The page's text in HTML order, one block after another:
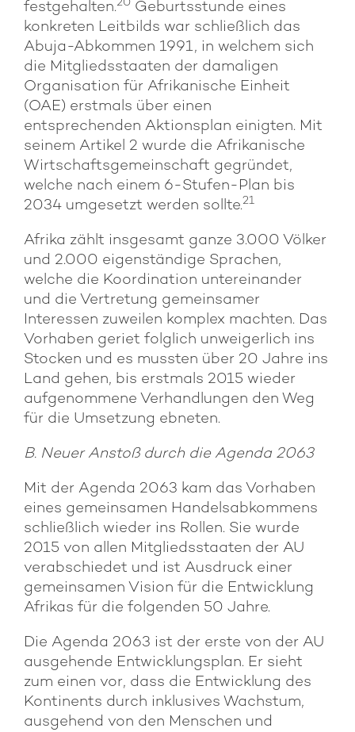
festgehalten.20 Geburtsstunde eines
konkreten Leitbilds war schließlich das
Abuja-Abkommen 1991, in welchem sich
die Mitgliedsstaaten der damaligen
Organisation für Afrikanische Einheit
(OAE) erstmals über einen
entsprechenden Aktionsplan einigten. Mit
seinem Artikel 2 wurde die Afrikanische
Wirtschaftsgemeinschaft gegründet,
welche nach einem 6-Stufen-Plan bis
2034 umgesetzt werden sollte.21
Afrika zählt insgesamt ganze 3.000 Völker
und 2.000 eigenständige Sprachen,
welche die Koordination untereinander
und die Vertretung gemeinsamer
Interessen zuweilen komplex machten. Das
Vorhaben geriet folglich unweigerlich ins
Stocken und es mussten über 20 Jahre ins
Land gehen, bis erstmals 2015 wieder
aufgenommene Verhandlungen den Weg
für die Umsetzung ebneten.
B. Neuer Anstoß durch die Agenda 2063
Mit der Agenda 2063 kam das Vorhaben
eines gemeinsamen Handelsabkommens
schließlich wieder ins Rollen. Sie wurde
2015 von allen Mitgliedsstaaten der AU
verabschiedet und ist Ausdruck einer
gemeinsamen Vision für die Entwicklung
Afrikas für die folgenden 50 Jahre.
Die Agenda 2063 ist der erste von der AU
ausgehende Entwicklungsplan. Er sieht
zum einen vor, dass die Entwicklung des
Kontinents durch inklusives Wachstum,
ausgehend von den Menschen und